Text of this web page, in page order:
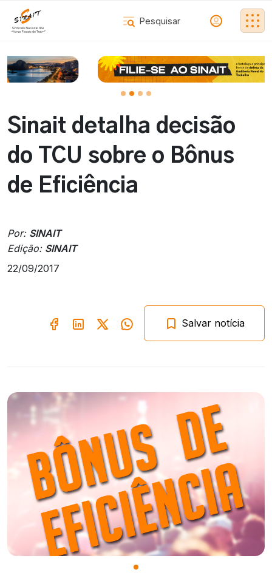
Sinait detalha decisão
do TCU sobre o Bônus
de Eficiência
Por: SINAIT
Edição: SINAIT
22/09/2017
Salvar notícia